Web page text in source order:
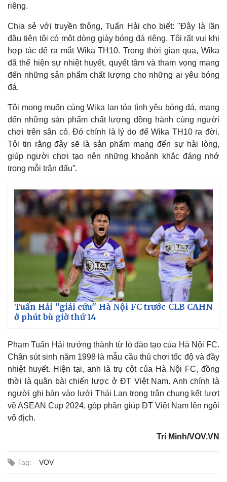
Kinh tế
Bất động sản
Khởi nghiệp
Thị trường
Giá vàng
Tiêu dùng
Tỷ giá
riêng.
Chia sẻ với truyền thông, Tuấn Hải cho biết: "Đây là lần
đầu tiên tôi có một dòng giày bóng đá riêng. Tôi rất vui khi
hợp tác để ra mắt Wika TH10. Trong thời gian qua, Wika
đã thể hiện sự nhiệt huyết, quyết tâm và tham vọng mang
đến những sản phẩm chất lượng cho những ai yêu bóng
đá.
Tôi mong muốn cùng Wika lan tỏa tình yêu bóng đá, mang
đến những sản phẩm chất lượng đồng hành cùng người
chơi trên sân cỏ. Đó chính là lý do để Wika TH10 ra đời.
Tôi tin rằng đây sẽ là sản phẩm mang đến sự hài lòng,
giúp người chơi tạo nên những khoảnh khắc đáng nhớ
trong mỗi trận đấu”.
Tuấn Hải ''giải cứu'' Hà Nội FC trước CLB CAHN
ở phút bù giờ thứ 14
Phạm Tuấn Hải trưởng thành từ lò đào tạo của Hà Nội FC.
Chân sút sinh năm 1998 là mẫu cầu thủ chơi tốc độ và đầy
nhiệt huyết. Hiện tại, anh là trụ cột của Hà Nội FC, đồng
thời là quân bài chiến lược ở ĐT Việt Nam. Anh chính là
người ghi bàn vào lưới Thái Lan trong trận chung kết lượt
về ASEAN Cup 2024, góp phần giúp ĐT Việt Nam lên ngôi
vô địch.
Trí Minh/VOV.VN
Tag: VOV